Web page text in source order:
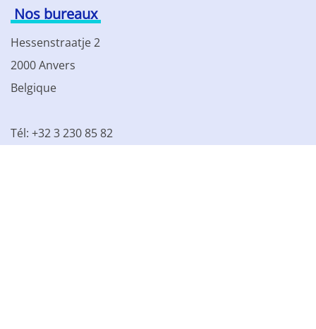
Nos bureaux
Hessenstraatje 2
2000 Anvers
Belgique
Tél: +32 3 230 85 82